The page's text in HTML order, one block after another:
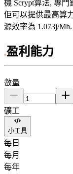
機 Scrypt算法, 專門
佢可以提供最高算
源效率為 1.073j/Mh.
盈利能力
數量
礦工
小工具
每日
每月
每年